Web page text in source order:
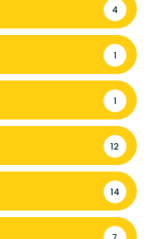
4
1
1
12
14